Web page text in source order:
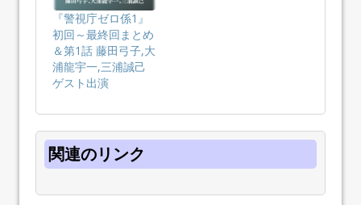
『警視庁ゼロ係1』
初回～最終回まとめ
＆第1話 藤田弓子,大
浦龍宇一,三浦誠己
ゲスト出演
関連のリンク